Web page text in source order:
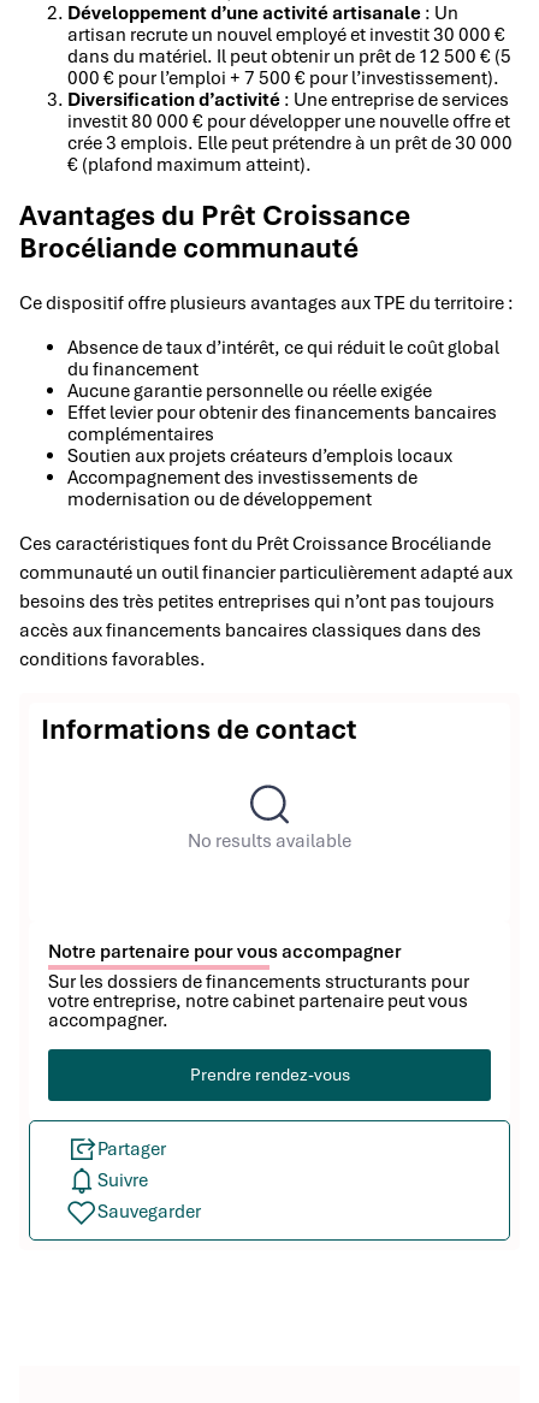
Développement d’une activité artisanale : Un
artisan recrute un nouvel employé et investit 30 000 €
dans du matériel. Il peut obtenir un prêt de 12 500 € (5
000 € pour l’emploi + 7 500 € pour l’investissement).
Diversification d’activité : Une entreprise de services
investit 80 000 € pour développer une nouvelle offre et
crée 3 emplois. Elle peut prétendre à un prêt de 30 000
€ (plafond maximum atteint).
Avantages du Prêt Croissance
Brocéliande communauté
Ce dispositif offre plusieurs avantages aux TPE du territoire :
Absence de taux d’intérêt, ce qui réduit le coût global
du financement
Aucune garantie personnelle ou réelle exigée
Effet levier pour obtenir des financements bancaires
complémentaires
Soutien aux projets créateurs d’emplois locaux
Accompagnement des investissements de
modernisation ou de développement
Ces caractéristiques font du Prêt Croissance Brocéliande
communauté un outil financier particulièrement adapté aux
besoins des très petites entreprises qui n’ont pas toujours
accès aux financements bancaires classiques dans des
conditions favorables.
Informations de contact
No results available
Notre partenaire pour vous accompagner
Sur les dossiers de financements structurants pour
votre entreprise, notre cabinet partenaire peut vous
accompagner.
Prendre rendez-vous
Partager
Suivre
Sauvegarder